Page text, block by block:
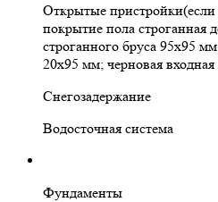
Открытые пристройки(если
покрытие пола строганная
строганного бруса 95х95
20х95 мм; черновая
Снегозадержание
Водосточная система
Фундаменты